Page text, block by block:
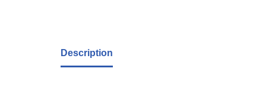
Description